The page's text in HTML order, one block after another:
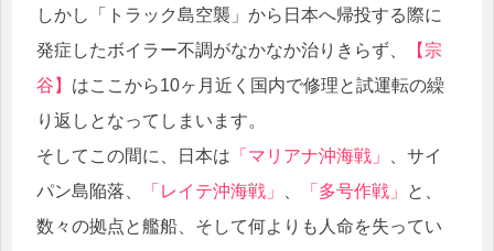
しかし「トラック島空襲」から日本へ帰投する際に
発症したボイラー不調がなかなか治りきらず、
【宗
谷】 はここから10ヶ月近く国内で修理と試運転の繰
り返しとなってしまいます。
そしてこの間に、日本は 「マリアナ沖海戦」
、サイ
パン島陥落、
「レイテ沖海戦」 「多号作戦」
と、
数々の拠点と艦船、そして何よりも人命を失ってい